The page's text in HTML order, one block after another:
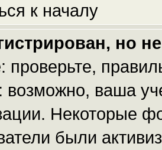
к началу
но
проверьте,
возможно, ваша
Некоторые
были